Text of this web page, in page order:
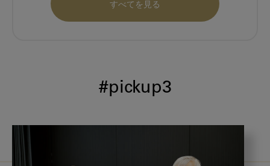
book
海外歯科事情 咬合の変化
すべてを見る
#pickup3